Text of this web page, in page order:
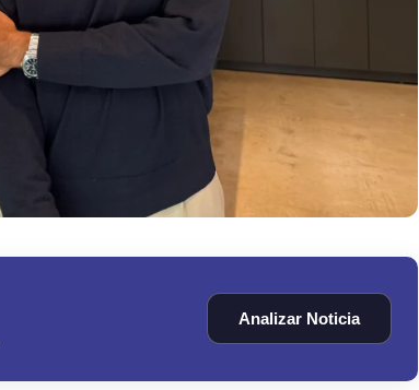
Analizar Noticia